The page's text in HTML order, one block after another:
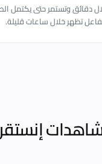
دقائق وتستمر حتى يكتمل
تظهر خلال ساعات قليلة.